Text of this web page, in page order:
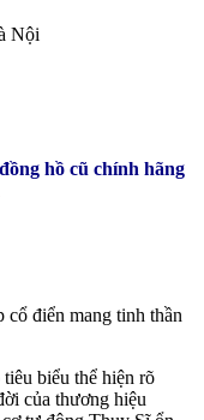
Nội
hồ cũ chính hãng
điển mang tinh thần
biểu thể hiện rõ
của thương hiệu